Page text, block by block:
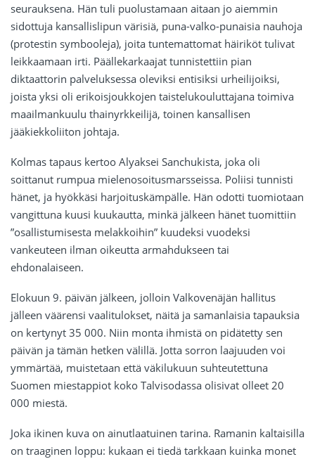
seurauksena. Hän tuli puolustamaan aitaan jo aiemmin
sidottuja kansallislipun värisiä, puna-valko-punaisia nauhoja
(protestin symbooleja), joita tuntemattomat häiriköt tulivat
leikkaamaan irti. Päällekarkaajat tunnistettiin pian
diktaattorin palveluksessa oleviksi entisiksi urheilijoiksi,
joista yksi oli erikoisjoukkojen taistelukouluttajana toimiva
maailmankuulu thainyrkkeilijä, toinen kansallisen
jääkiekkoliiton johtaja.
Kolmas tapaus kertoo Alyaksei Sanchukista, joka oli
soittanut rumpua mielenosoitusmarsseissa. Poliisi tunnisti
hänet, ja hyökkäsi harjoituskämpälle. Hän odotti tuomiotaan
vangittuna kuusi kuukautta, minkä jälkeen hänet tuomittiin
”osallistumisesta melakkoihin” kuudeksi vuodeksi
vankeuteen ilman oikeutta armahdukseen tai
ehdonalaiseen.
Elokuun 9. päivän jälkeen, jolloin Valkovenäjän hallitus
jälleen väärensi vaalitulokset, näitä ja samanlaisia tapauksia
on kertynyt 35 000. Niin monta ihmistä on pidätetty sen
päivän ja tämän hetken välillä. Jotta sorron laajuuden voi
ymmärtää, muistetaan että väkilukuun suhteutettuna
Suomen miestappiot koko Talvisodassa olisivat olleet 20
000 miestä.
Joka ikinen kuva on ainutlaatuinen tarina. Ramanin kaltaisilla
on traaginen loppu: kukaan ei tiedä tarkkaan kuinka monet